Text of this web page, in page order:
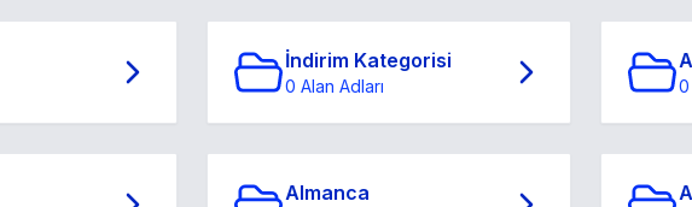
İndirim Kategorisi
0 Alan Adları 0
Almanca